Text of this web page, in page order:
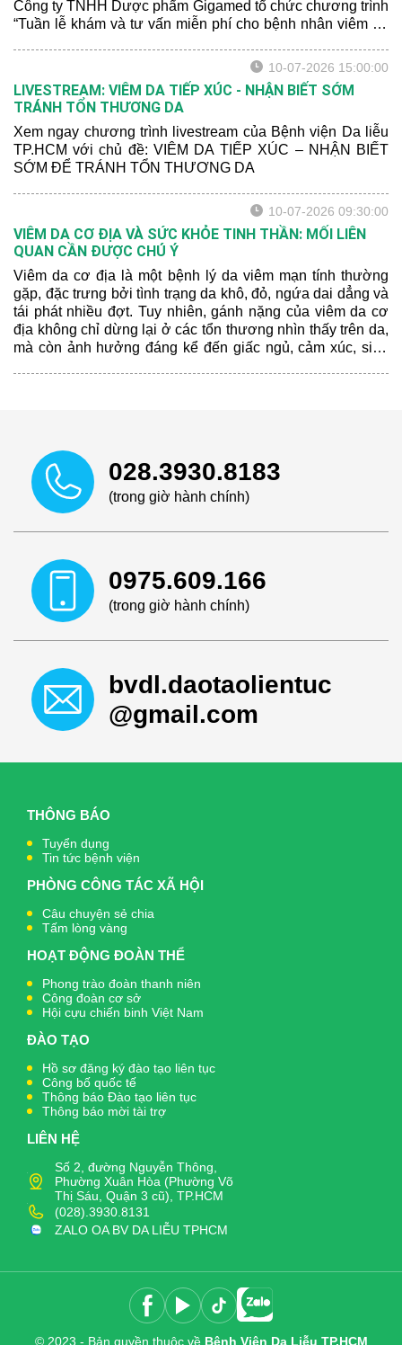
Công ty TNHH Dược phẩm Gigamed tổ chức chương trình
“Tuần lễ khám và tư vấn miễn phí cho bệnh nhân viêm da
10-07-2026 15:00:00
LIVESTREAM: VIÊM DA TIẾP XÚC - NHẬN BIẾT SỚM
TRÁNH TỔN THƯƠNG DA
Xem ngay chương trình livestream của Bệnh viện Da liễu
TP.HCM với chủ đề: VIÊM DA TIẾP XÚC – NHẬN BIẾT
SỚM ĐỂ TRÁNH TỔN THƯƠNG DA
10-07-2026 09:30:00
VIÊM DA CƠ ĐỊA VÀ SỨC KHỎE TINH THẦN: MỐI LIÊN
QUAN CẦN ĐƯỢC CHÚ Ý
Viêm da cơ địa là một bệnh lý da viêm mạn tính thường
gặp, đặc trưng bởi tình trạng da khô, đỏ, ngứa dai dẳng và
tái phát nhiều đợt. Tuy nhiên, gánh nặng của viêm da cơ
địa không chỉ dừng lại ở các tổn thương nhìn thấy trên da,
mà còn ảnh hưởng đáng kể đến giấc ngủ, cảm xúc, sinh
028.3930.8183
(trong giờ hành chính)
0975.609.166
(trong giờ hành chính)
bvdl.daotaolientuc
@gmail.com
THÔNG BÁO
Tuyển dụng
Tin tức bệnh viện
PHÒNG CÔNG TÁC XÃ HỘI
Câu chuyện sẻ chia
Tấm lòng vàng
HOẠT ĐỘNG ĐOÀN THỂ
Phong trào đoàn thanh niên
Công đoàn cơ sở
Hội cựu chiến binh Việt Nam
ĐÀO TẠO
Hồ sơ đăng ký đào tạo liên tục
Công bố quốc tế
Thông báo Đào tạo liên tục
Thông báo mời tài trợ
LIÊN HỆ
Số 2, đường Nguyễn Thông,
Phường Xuân Hòa (Phường Võ
Thị Sáu, Quận 3 cũ), TP.HCM
(028).3930.8131
ZALO OA BV DA LIỄU TPHCM
© 2023 - Bản quyền thuộc về Bệnh Viện Da Liễu TP.HCM